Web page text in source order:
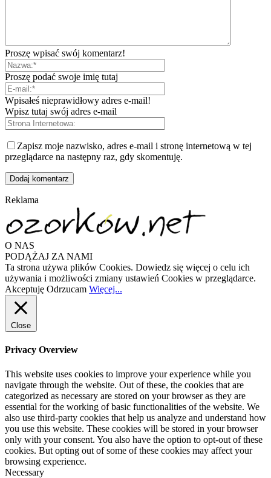
Proszę wpisać swój komentarz!
Proszę podać swoje imię tutaj
Wpisałeś nieprawidłowy adres e-mail!
Wpisz tutaj swój adres e-mail
Zapisz moje nazwisko, adres e-mail i stronę internetową w tej
przeglądarce na następny raz, gdy skomentuję.
Reklama
O NAS
PODĄŻAJ ZA NAMI
Ta strona używa plików Cookies. Dowiedz się więcej o celu ich
używania i możliwości zmiany ustawień Cookies w przeglądarce.
Akceptuję Odrzucam Więcej...
Close
Privacy Overview
This website uses cookies to improve your experience while you
navigate through the website. Out of these, the cookies that are
categorized as necessary are stored on your browser as they are
essential for the working of basic functionalities of the website. We
also use third-party cookies that help us analyze and understand how
you use this website. These cookies will be stored in your browser
only with your consent. You also have the option to opt-out of these
cookies. But opting out of some of these cookies may affect your
browsing experience.
Necessary